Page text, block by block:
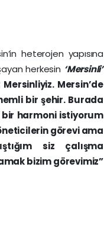
heterojen yapısına
herkesin ‘Mersinli’
Mersinliyiz. Mersin’de
bir şehir. Burada
harmoni istiyorum
görevi ama
siz çalışma
bizim görevimiz”